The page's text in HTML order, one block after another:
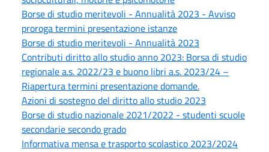
Borse di studio meritevoli - Annualità 2023 - Avviso
proroga termini presentazione istanze
Borse di studio meritevoli - Annualità 2023
Contributi diritto allo studio anno 2023: Borsa di studio
regionale a.s. 2022/23 e buono libri a.s. 2023/24 –
Riapertura termini presentazione domande.
Azioni di sostegno del diritto allo studio 2023
Borse di studio nazionale 2021/2022 - studenti scuole
secondarie secondo grado
Informativa mensa e trasporto scolastico 2023/2024